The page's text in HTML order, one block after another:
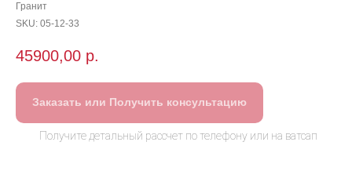
Гранит
SKU: 05-12-33
45900,00 р.
Заказать или Получить консультацию